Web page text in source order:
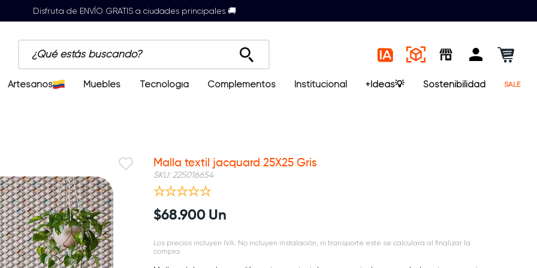
Disfruta de ENVÍO GRATIS a ciudades principales 🚚
¿Qué estás buscando?
Artesanos Muebles Tecnología Complementos Institucional +Ideas💡 Sostenibilidad SALE
Malla textil jacquard 25X25 Gris
SKU: 225016654
$68.900 Un
Los precios incluyen IVA. No incluyen instalación, ni transporte este se calculará al finalizar la
compra.